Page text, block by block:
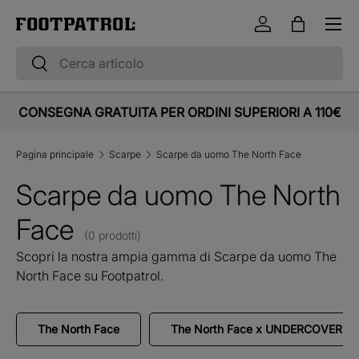
Vai al contenuto
CercaCerca
AccediBorsa
Menu
CONSEGNA GRATUITA PER ORDINI SUPERIORI A 110€
Pagina principale Scarpe Scarpe da uomo The North Face
Scarpe da uomo The North
Face
(0 prodotti)
Scopri la nostra ampia gamma di Scarpe da uomo The
North Face su Footpatrol.
The North Face The North Face x UNDERCOVER